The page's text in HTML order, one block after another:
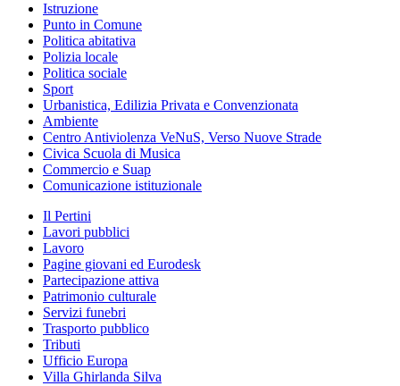
Istruzione
Punto in Comune
Politica abitativa
Polizia locale
Politica sociale
Sport
Urbanistica, Edilizia Privata e Convenzionata
Ambiente
Centro Antiviolenza VeNuS, Verso Nuove Strade
Civica Scuola di Musica
Commercio e Suap
Comunicazione istituzionale
Il Pertini
Lavori pubblici
Lavoro
Pagine giovani ed Eurodesk
Partecipazione attiva
Patrimonio culturale
Servizi funebri
Trasporto pubblico
Tributi
Ufficio Europa
Villa Ghirlanda Silva